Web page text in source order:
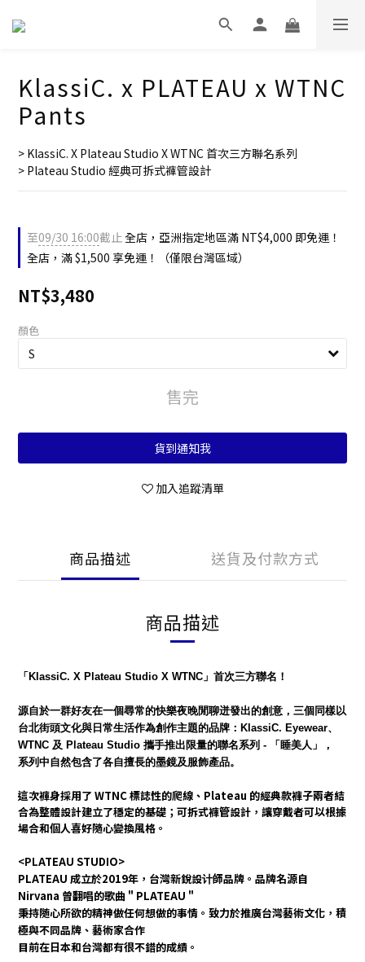
KlassiC. x PLATEAU x WTNC
Pants
> KlassiC. X Plateau Studio X WTNC 首次三方聯名系列
> Plateau Studio 經典可拆式褲管設計
至09/30 16:00截止全店，亞洲指定地區滿 NT$4,000 即免運！
全店，滿 $1,500 享免運！（僅限台灣區域）
NT$3,480
顏色
售完
貨到通知我
加入追蹤清單
商品描述 送貨及付款方式
商品描述
「KlassiC. X Plateau Studio X WTNC」首次三方聯名 ！
源自於一群好友在一個尋常的快樂夜晚閒聊迸發出的創意，三個同樣以
台北街頭文化與日常生活作為創作主題的品牌： KlassiC. Eyewear、
WTNC 及 Plateau Studio 攜手推出限量的聯名系列 - 「睡美人」，
系列中自然包含了各自擅長的墨鏡及服飾產品。
這次褲身採用了 WTNC 標誌性的爬線、Plateau 的經典款褲子兩者結
合為整體設計建立了穩定的基礎；可拆式褲管設計，讓穿戴者可以根據
場合和個人喜好隨心變換風格。
<PLATEAU STUDIO>
PLATEAU 成立於2019年，台灣新銳設计師品牌。品牌名源自
Nirvana 曾翻唱的歌曲＂PLATEAU＂
秉持随心所欲的精神做任何想做的事情。致力於推廣台灣藝術文化，積
極與不同品牌、藝術家合作
目前在日本和台灣都有很不錯的成績。